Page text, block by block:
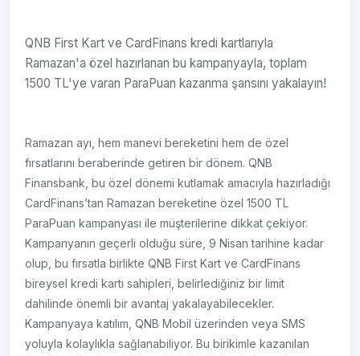
QNB First Kart ve CardFinans kredi kartlarıyla
Ramazan'a özel hazırlanan bu kampanyayla, toplam
1500 TL'ye varan ParaPuan kazanma şansını yakalayın!
Ramazan ayı, hem manevi bereketini hem de özel
fırsatlarını beraberinde getiren bir dönem. QNB
Finansbank, bu özel dönemi kutlamak amacıyla hazırladığı
CardFinans’tan Ramazan bereketine özel 1500 TL
ParaPuan kampanyası ile müşterilerine dikkat çekiyor.
Kampanyanın geçerli olduğu süre, 9 Nisan tarihine kadar
olup, bu fırsatla birlikte QNB First Kart ve CardFinans
bireysel kredi kartı sahipleri, belirlediğiniz bir limit
dahilinde önemli bir avantaj yakalayabilecekler.
Kampanyaya katılım, QNB Mobil üzerinden veya SMS
yoluyla kolaylıkla sağlanabiliyor. Bu birikimle kazanılan